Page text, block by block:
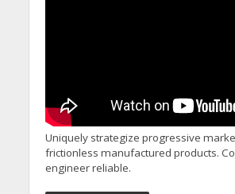
Uniquely strategize progressive
frictionless manufactured products.
engineer reliable.